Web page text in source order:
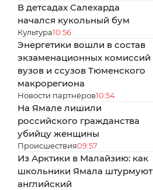
В детсадах Салехарда
начался кукольный бум
Культура10:56
Энергетики вошли в состав
экзаменационных комиссий
вузов и ссузов Тюменского
макрорегиона
Новости партнёров10:54
На Ямале лишили
российского гражданства
убийцу женщины
Происшествия09:57
Из Арктики в Малайзию: как
школьники Ямала штурмуют
английский